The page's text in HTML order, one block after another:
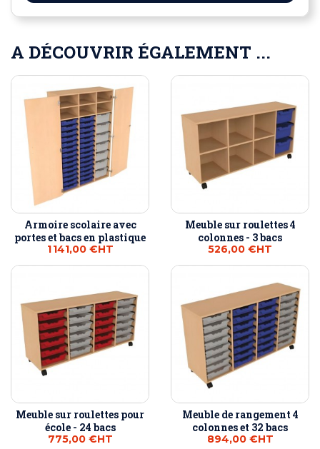
A DÉCOUVRIR ÉGALEMENT ...
Armoire scolaire avec
portes et bacs en plastique
1 141,00 €HT
Meuble sur roulettes 4
colonnes - 3 bacs
526,00 €HT
Meuble sur roulettes pour
école - 24 bacs
775,00 €HT
Meuble de rangement 4
colonnes et 32 bacs
894,00 €HT